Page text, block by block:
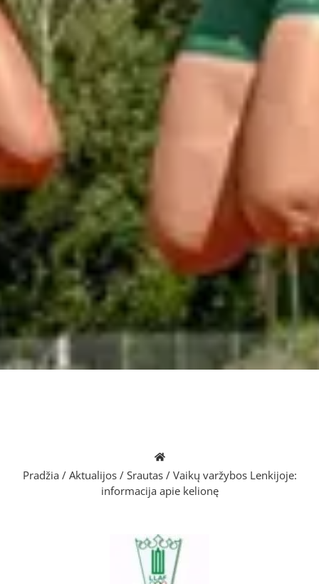
Pradžia / Aktualijos/ Srautas/ Vaikų varžybos Lenkijoje:
informacija apie kelionę